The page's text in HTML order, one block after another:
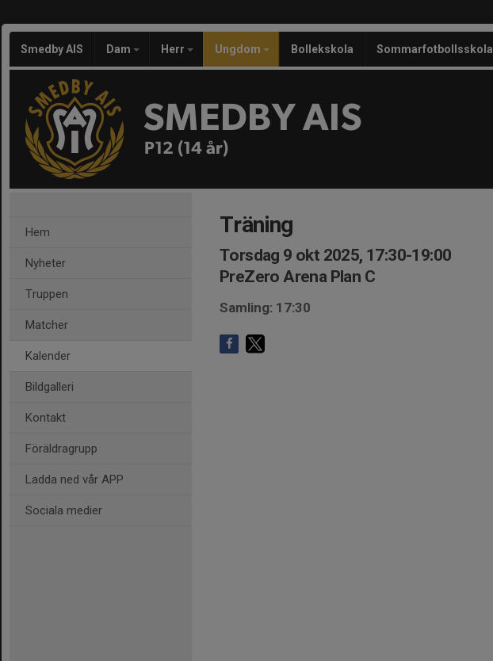
Smedby AIS Dam Herr Ungdom Bollekskola Sommarfotbollsskola
SMEDBY AIS
P12 (14 år)
Hem
Nyheter
Truppen
Matcher
Kalender
Bildgalleri
Kontakt
Föräldragrupp
Ladda ned vår APP
Sociala medier
Träning
Torsdag 9 okt 2025, 17:30-19:00
PreZero Arena Plan C
Samling: 17:30